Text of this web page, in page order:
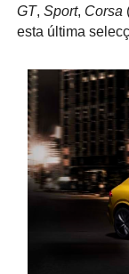
GT, Sport, Corsa
esta última